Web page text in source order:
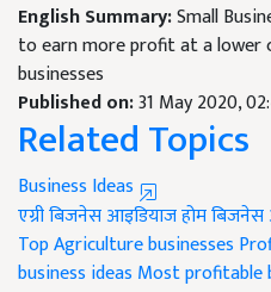
English Summary:Small
to earn more profit at a
businesses
Published on:31 May 2020,
Related Topics
Business Ideas
एग्री बिजनेस आइडियाजहोम
Top Agriculture businesses
business ideas Most profitable